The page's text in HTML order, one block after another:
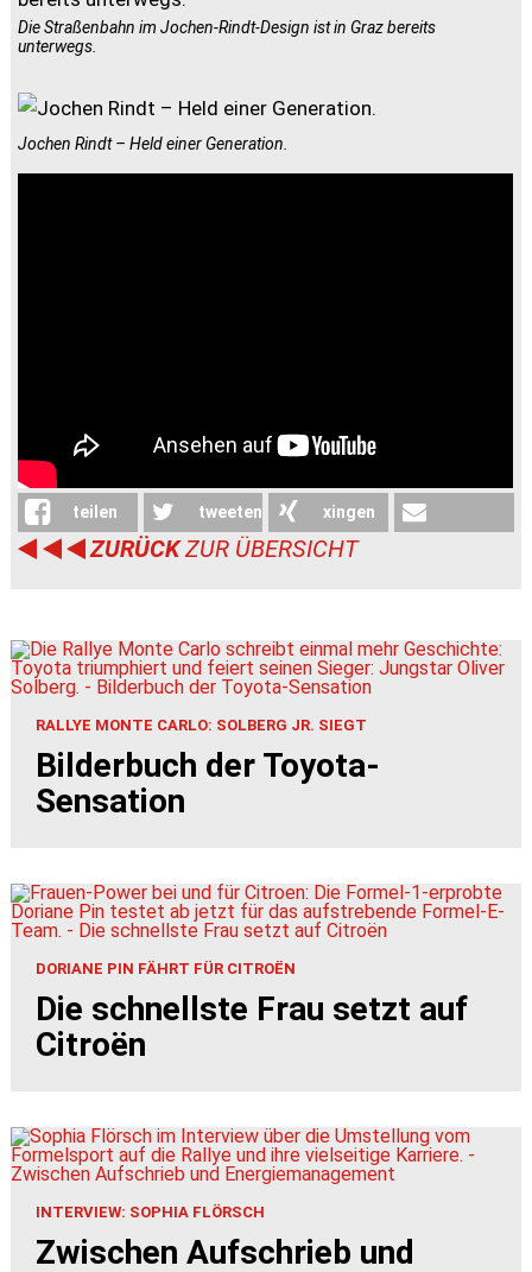
Die Straßenbahn im Jochen-Rindt-Design ist in Graz bereits
unterwegs.
Jochen Rindt – Held einer Generation.
teilen tweeten xingen
ZURÜCKZUR ÜBERSICHT
RALLYE MONTE CARLO: SOLBERG JR. SIEGT
Bilderbuch der Toyota-
Sensation
DORIANE PIN FÄHRT FÜR CITROËN
Die schnellste Frau setzt auf
Citroën
INTERVIEW: SOPHIA FLÖRSCH
Zwischen Aufschrieb und